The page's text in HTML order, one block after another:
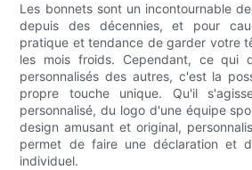
Les bonnets sont un incontournable
depuis des décennies, et pour
pratique et tendance de garder votre
les mois froids. Cependant, ce qui
personnalisés des autres, c'est la
propre touche unique. Qu'il
personnalisé, du logo d'une équipe
design amusant et original,
permet de faire une déclaration et
individuel.